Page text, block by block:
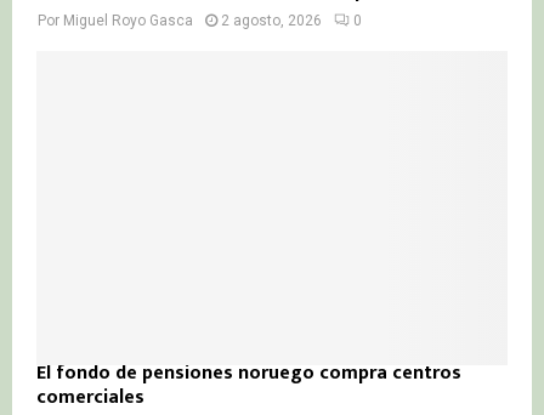
Por Miguel Royo Gasca 2 agosto, 2026 0
El fondo de pensiones noruego compra centros
comerciales